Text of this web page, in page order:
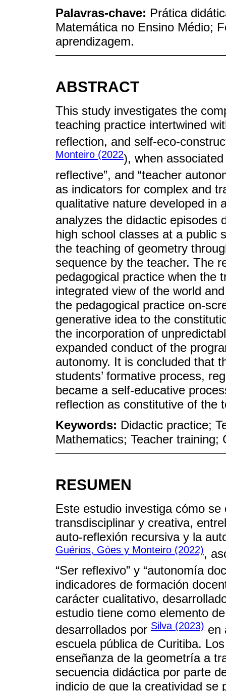
Palavras-chave: Prática
Matemática no Ensino Médio;
aprendizagem.
ABSTRACT
This study investigates the
teaching practice intertwined
reflection, and self-eco-
Monteiro (2022), when associated
reflective”, and “teacher
as indicators for complex and
qualitative nature developed in
analyzes the didactic episodes
high school classes at a public
the teaching of geometry
sequence by the teacher. The
pedagogical practice when the
integrated view of the world
the pedagogical practice on-
generative idea to the
the incorporation of
expanded conduct of the
autonomy. It is concluded that
students’ formative process,
became a self-educative
reflection as constitutive of the
Keywords: Didactic practice;
Mathematics; Teacher training;
RESUMEN
Este estudio investiga cómo
transdisciplinar y creativa,
auto-reflexión recursiva y la
Guérios, Góes y Monteiro (2022),
“Ser reflexivo” y “autonomía
indicadores de formación
carácter cualitativo,
estudio tiene como elemento
desarrollados por Silva (2023) en
escuela pública de Curitiba.
enseñanza de la geometría a
secuencia didáctica por parte
indicio de que la creatividad se